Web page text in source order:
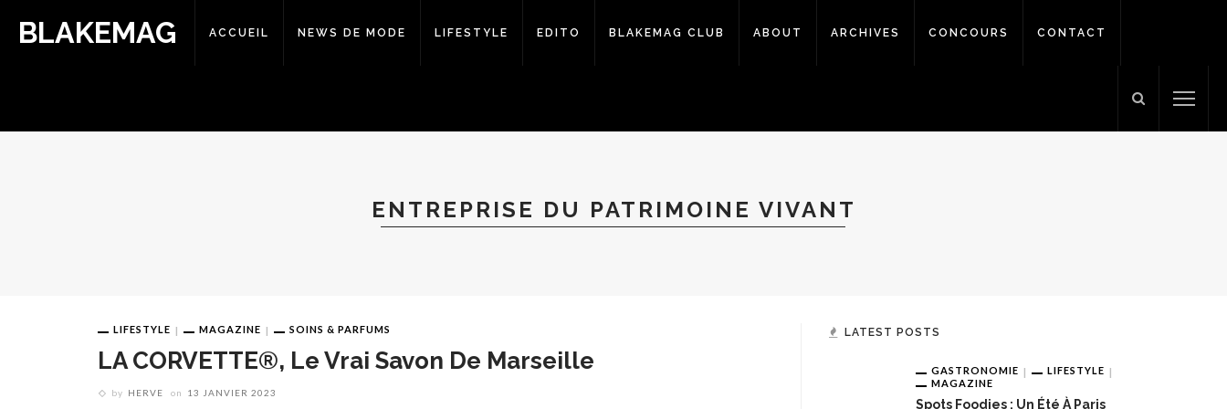
BLAKEMAG ACCUEIL NEWS DE MODE LIFESTYLE EDITO BLAKEMAG CLUB ABOUT ARCHIVES CONCOURS CONTACT
ENTREPRISE DU PATRIMOINE VIVANT
LIFESTYLE MAGAZINE SOINS & PARFUMS
LA CORVETTE®, Le Vrai Savon De Marseille
by HERVE on 13 JANVIER 2023
LATEST POSTS
GASTRONOMIE
LIFESTYLE
MAGAZINE
Spots Foodies : Un Été À Paris